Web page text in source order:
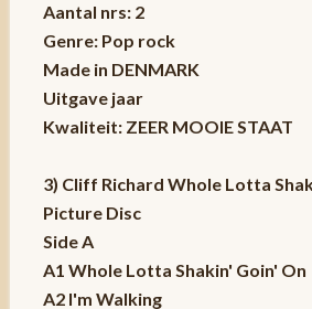
Aantal nrs: 2
Genre: Pop rock
Made in DENMARK
Uitgave jaar
Kwaliteit: ZEER MOOIE STAAT
3) Cliff Richard Whole Lotta
Picture Disc
Side A
A1 Whole Lotta Shakin' Goin' On
A2 I'm Walking